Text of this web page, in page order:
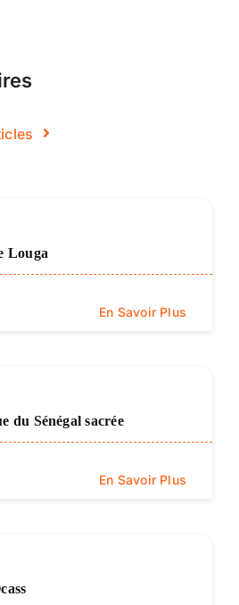
Louga
En Savoir Plus
du Sénégal sacrée
En Savoir Plus